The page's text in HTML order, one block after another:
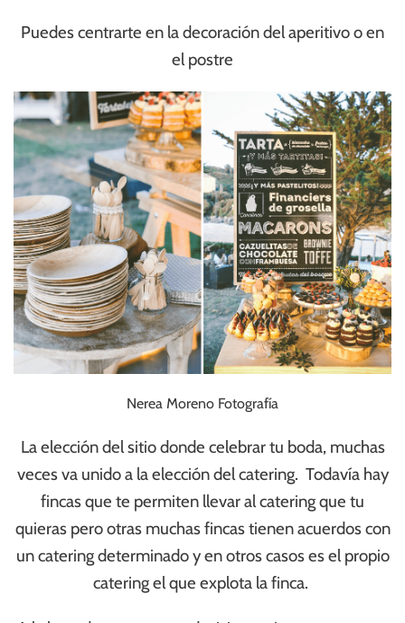
Puedes centrarte en la decoración del aperitivo o en
el postre
Nerea Moreno Fotografía
La elección del sitio donde celebrar tu boda, muchas
veces va unido a la elección del catering. Todavía hay
fincas que te permiten llevar al catering que tu
quieras pero otras muchas fincas tienen acuerdos con
un catering determinado y en otros casos es el propio
catering el que explota la finca.